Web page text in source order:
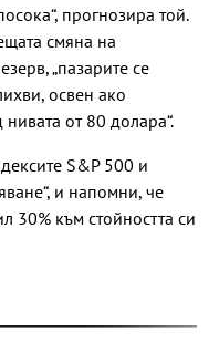
прогнозира той.
смяна на
„пазарите се
освен ако
от 80 долара“.
S&P 500 и
и напомни, че
30% към стойността си